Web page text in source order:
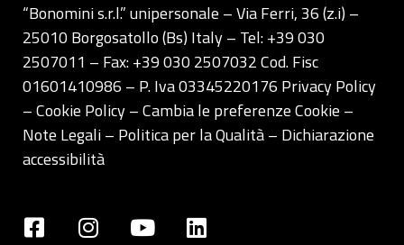
“Bonomini s.r.l.” unipersonale – Via Ferri, 36 (z.i) –
25010 Borgosatollo (Bs) Italy – Tel: +39 030
2507011 – Fax: +39 030 2507032 Cod. Fisc
01601410986 – P. Iva 03345220176 Privacy Policy
– Cookie Policy –Cambia le preferenze Cookie –
Note Legali– Politica per la Qualità– Dichiarazione
accessibilità